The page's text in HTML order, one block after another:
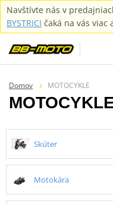
Navštívte nás v
BYSTRICI čaká na vás viac
Domov MOTOCYKLE
Skúter
Motokára